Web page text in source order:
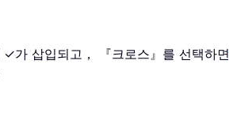
가 삽입되고， 『크로스』를 선택하면